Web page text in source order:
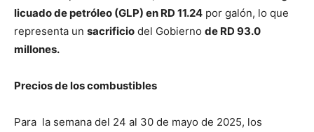
licuado de petróleo (GLP) en RD 11.24 por galón, lo que
representa un sacrificio del Gobierno de RD 93.0
millones.
Precios de los combustibles
Para la semana del 24 al 30 de mayo de 2025, los